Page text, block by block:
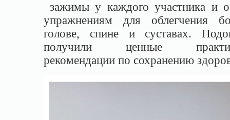
зажимы у каждого участника и
упражнениям для облегчения
голове, спине и суставах.
получили ценные
рекомендации по сохранению